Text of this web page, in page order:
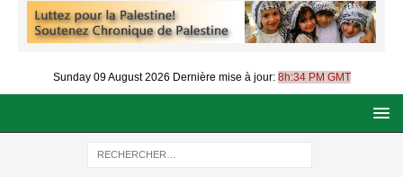
Sunday 09 August 2026 Dernière mise à jour: 8h:34 PM GMT